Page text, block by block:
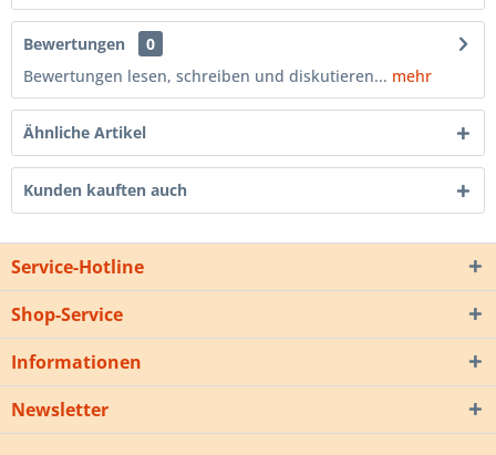
Bewertungen
0
Bewertungen lesen, schreiben und diskutieren... mehr
Ähnliche Artikel
Kunden kauften auch
Service-Hotline
Shop-Service
Informationen
Newsletter